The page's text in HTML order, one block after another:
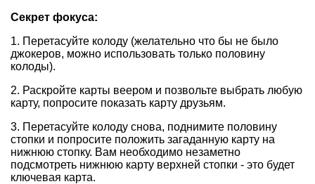
Секрет фокуса:
1. Перетасуйте колоду (желательно что бы не было
джокеров, можно использовать только половину
колоды).
2. Раскройте карты веером и позвольте выбрать любую
карту, попросите показать карту друзьям.
3. Перетасуйте колоду снова, поднимите половину
стопки и попросите положить загаданную карту на
нижнюю стопку. Вам необходимо незаметно
подсмотреть нижнюю карту верхней стопки - это будет
ключевая карта.